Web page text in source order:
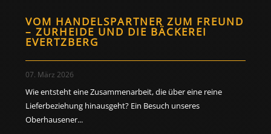
VOM HANDELSPARTNER ZUM FREUND
– ZURHEIDE UND DIE BÄCKEREI
EVERTZBERG
07. März 2026
Wie entsteht eine Zusammenarbeit, die über eine reine
Lieferbeziehung hinausgeht? Ein Besuch unseres
Oberhausener...